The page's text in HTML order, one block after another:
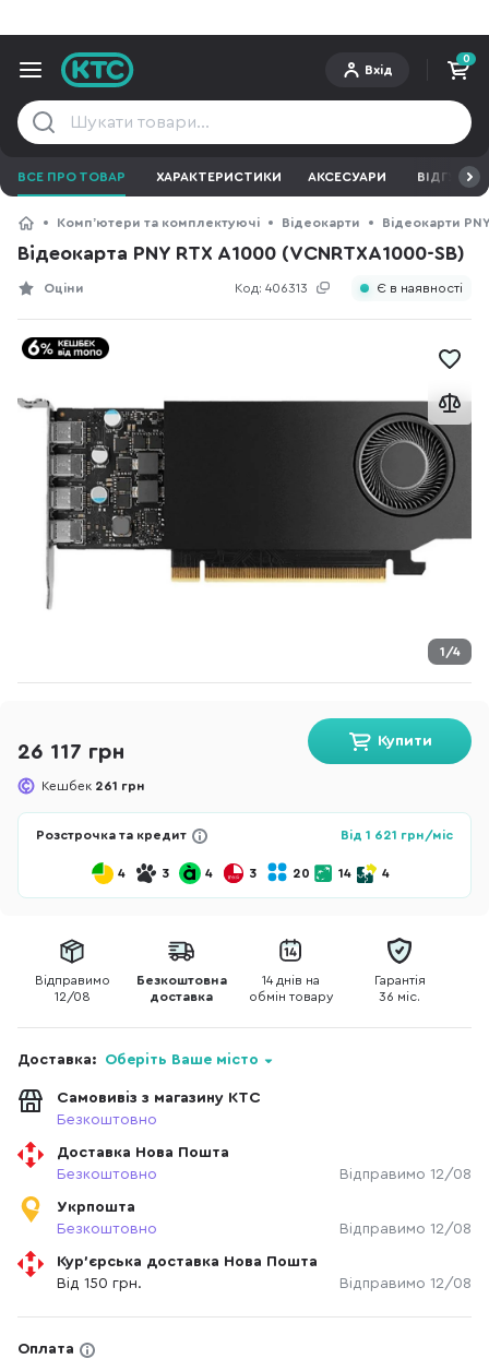
Вхід
0
ВСЕ ПРО ТОВАР ХАРАКТЕРИСТИКИ АКСЕСУАРИ ВІДГУКИ
Компʼютери та комплектуючі Відеокарти Відеокарти
Відеокарта PNY RTX A1000 (VCNRTXA1000-SB)
Код: 406313
Оціни Є в наявності
1/4
26 117 грн
Кешбек 261 грн
Купити
Розстрочка та кредит Від 1 621 грн/міс
4 3 4 3 20 14 4
Відправимо
12/08
Безкоштовна
доставка
14 днів на
обмін товару
Гарантія
36 міс.
Доставка: Оберіть Ваше місто
Самовивіз з магазину КТС
Безкоштовно
Доставка Нова Пошта
Безкоштовно
Відправимо 12/08
Укрпошта
Безкоштовно
Відправимо 12/08
Кур'єрська доставка Нова Пошта
Від 150 грн.
Відправимо 12/08
Оплата